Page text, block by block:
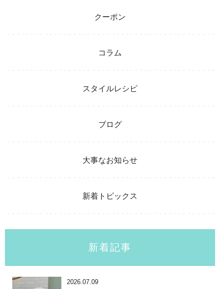
クーポン
コラム
スタイルレシピ
ブログ
大事なお知らせ
新着トピックス
新着記事
2026.07.09